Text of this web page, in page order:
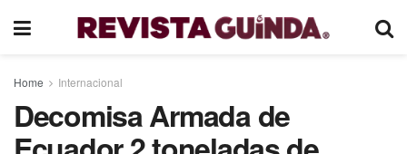
Home Internacional
Decomisa Armada de